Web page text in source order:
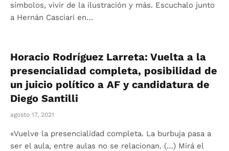
símbolos, vivir de la ilustración y más. Escuchalo junto
a Hernán Casciari en…
Horacio Rodríguez Larreta: Vuelta a la
presencialidad completa, posibilidad de
un juicio político a AF y candidatura de
Diego Santilli
agosto 17, 2021
«Vuelve la presencialidad completa. La burbuja pasa a
ser el aula, entre aulas no se relacionan. (…) Mirá el